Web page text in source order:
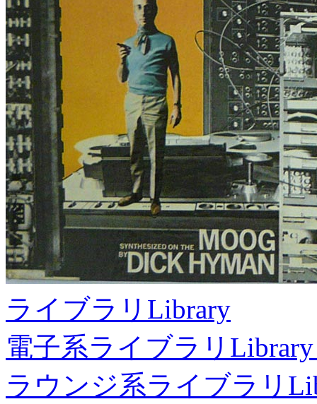
ライブラリ Library
電子系ライブラリ
ラウンジ系ライブラリ